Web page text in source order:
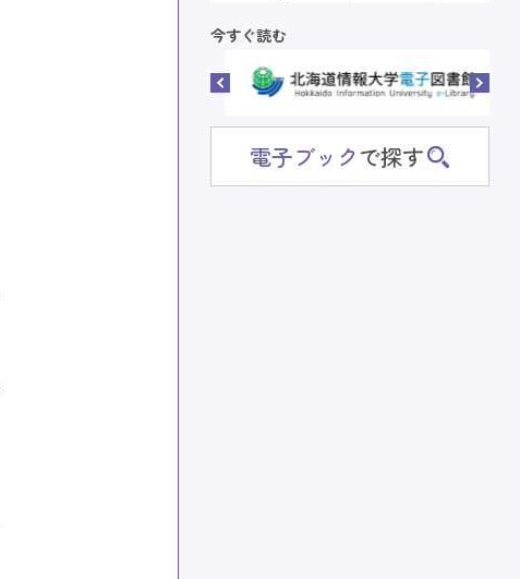
今すぐ読む
電子ブックで探す